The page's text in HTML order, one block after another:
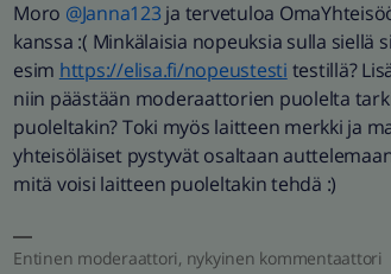
Moro @Janna123 ja tervetuloa
kanssa :( Minkälaisia nopeuksia sulla siellä
esim https://elisa.fi/nopeustesti testillä?
niin päästään moderaattorien puolelta
puoleltakin? Toki myös laitteen merkki ja
yhteisöläiset pystyvät osaltaan
mitä voisi laitteen puoleltakin tehdä :)
Entinen moderaattori, nykyinen kommentaattori